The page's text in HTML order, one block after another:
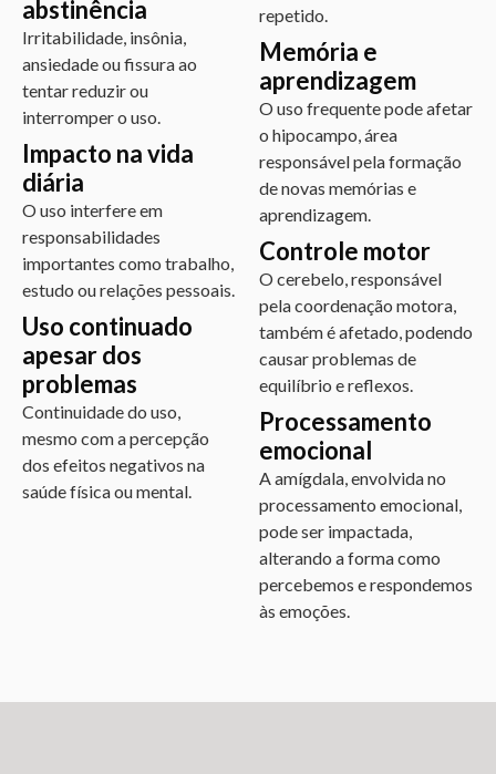
abstinência
Irritabilidade, insônia,
ansiedade ou fissura ao
tentar reduzir ou
interromper o uso.
Impacto na vida
diária
O uso interfere em
responsabilidades
importantes como trabalho,
estudo ou relações pessoais.
Uso continuado
apesar dos
problemas
Continuidade do uso,
mesmo com a percepção
dos efeitos negativos na
saúde física ou mental.
repetido.
Memória e
aprendizagem
O uso frequente pode afetar
o hipocampo, área
responsável pela formação
de novas memórias e
aprendizagem.
Controle motor
O cerebelo, responsável
pela coordenação motora,
também é afetado, podendo
causar problemas de
equilíbrio e reflexos.
Processamento
emocional
A amígdala, envolvida no
processamento emocional,
pode ser impactada,
alterando a forma como
percebemos e respondemos
às emoções.